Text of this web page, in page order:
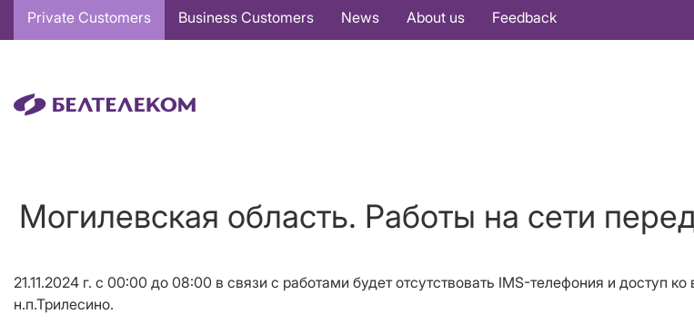
Основная
навигация
Private Customers Business Customers News About us Feedback
Могилевская область. Работы на сети
21.11.2024 г. с 00:00 до 08:00 в связи с работами будет отсутствовать IMS-телефония и доступ
н.п.Трилесино.